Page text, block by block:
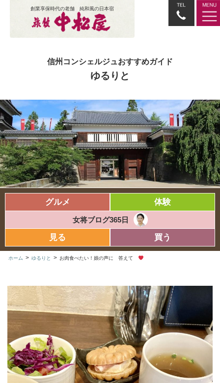
創業享保時代の老舗 純和風の日本宿
信州コンシェルジュおすすめガイド
ゆるりと
グルメ 体験
女将ブログ365日
見る 買う
ホーム > ゆるりと > お肉食べたい！娘の声に 答えて